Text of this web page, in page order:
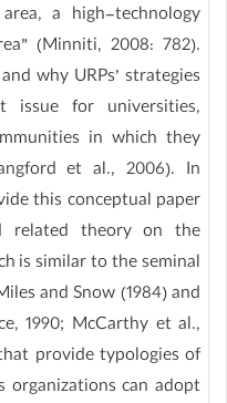
a high-technology
(Minniti, 2008: 782).
why URPs’ strategies
for universities,
in which they
et al., 2006). In
this conceptual paper
related theory on the
is similar to the seminal
and Snow (1984) and
1990; McCarthy et al.,
provide typologies of
can adopt